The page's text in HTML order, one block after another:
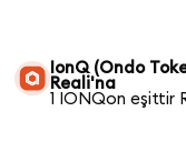
IonQ (Ondo
Reali'na
1 IONQon eşittir